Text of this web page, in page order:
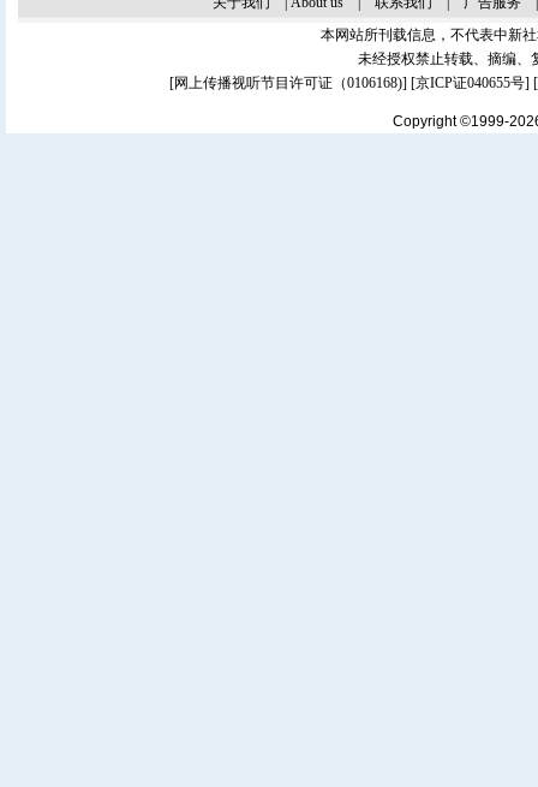
本网站所刊载信息，不代表中新
未经授权禁止转载、摘编、
[网上传播视听节目许可证（0106168)] [京ICP证040655号]
Copyright ©1999-